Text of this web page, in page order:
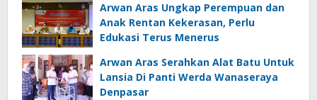
Arwan Aras Ungkap Perempuan dan
Anak Rentan Kekerasan, Perlu
Edukasi Terus Menerus
Arwan Aras Serahkan Alat Batu Untuk
Lansia Di Panti Werda Wanaseraya
Denpasar